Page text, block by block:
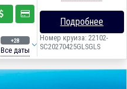
+28
Все даты
Подробнее
Номер круиза: 22102-
SC20270425GLSGLS